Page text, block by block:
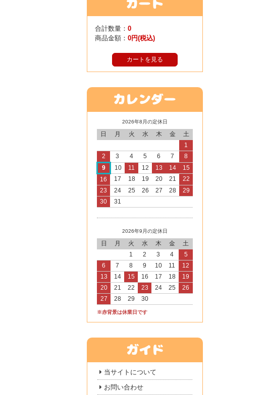
合計数量： 0
商品金額： 0円(税込)
カートを見る
2026年8月の定休日
日 月 火 水 木 金
土
1
2
3 4 5 6 7
8
9
10 11 12 13 14
15
16
17 18 19 20 21
22
23
24 25 26 27 28
29
30
31
2026年9月の定休日
日 月 火 水 木 金
土
1
2 3 4
5
6
7 8 9 10 11
12
13
14 15 16 17 18
19
20
21 22 23 24 25
26
27
28 29 30
※赤背景は休業日です
当サイトについて
お問い合わせ